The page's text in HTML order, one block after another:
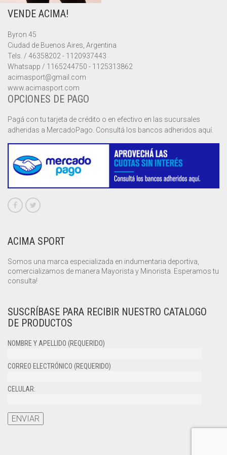
PANTALONES
REMERAS
MANGA CORTA
SIN MANGAS
SHORTS
SHORT DEPORTIVO
SHORT POLLERA
PANTALONES
REMERAS
SHORTS
CHALECOS
MUSCULOSAS
PANTALONES
SHORTS
VENDE ACIMA!
Byron 45
Ciudad de Buenos Aires, Argentina
Tels. / 46358202 - 1120937443
Whatsapp / 1165244750 - 1125313862
acimasport@gmail.com
www.acimasport.com
OPCIONES DE PAGO
Pagá con tu tarjeta de crédito o en efectivo en las sucursales
adheridas a MercadoPago. Consultá los bancos adheridos aquí.
ACIMA SPORT
Somos una marca especializada en indumentaria deportiva,
comercializamos de manera Mayorista y Minorista. Esperamos tu
consulta!
SUSCRÍBASE PARA RECIBIR NUESTRO CATALOGO
DE PRODUCTOS
NOMBRE Y APELLIDO (REQUERIDO)
CORREO ELECTRÓNICO (REQUERIDO)
CELULAR: